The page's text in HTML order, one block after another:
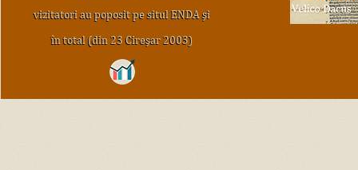
vizitatori au poposit pe situl ENDA şi
în total (din 23 Cireşar 2003)